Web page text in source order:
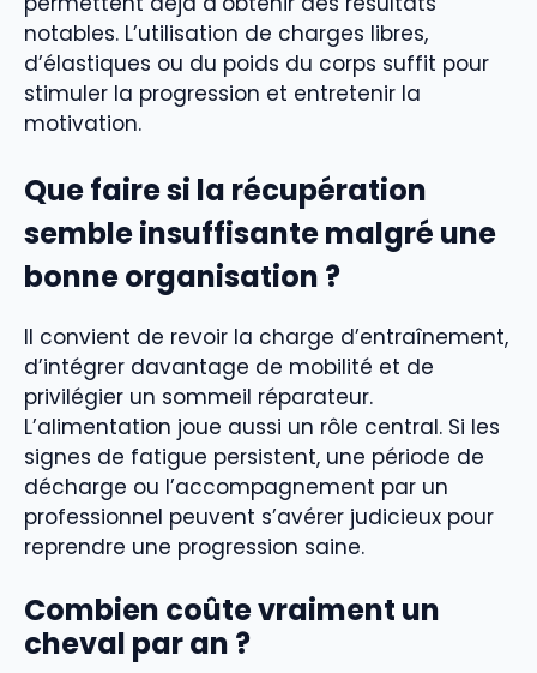
notables. L’utilisation de charges libres,
d’élastiques ou du poids du corps suffit pour
stimuler la progression et entretenir la
motivation.
Que faire si la récupération
semble insuffisante malgré une
bonne organisation ?
Il convient de revoir la charge d’entraînement,
d’intégrer davantage de mobilité et de
privilégier un sommeil réparateur.
L’alimentation joue aussi un rôle central. Si les
signes de fatigue persistent, une période de
décharge ou l’accompagnement par un
professionnel peuvent s’avérer judicieux pour
reprendre une progression saine.
Combien coûte vraiment un
cheval par an ?